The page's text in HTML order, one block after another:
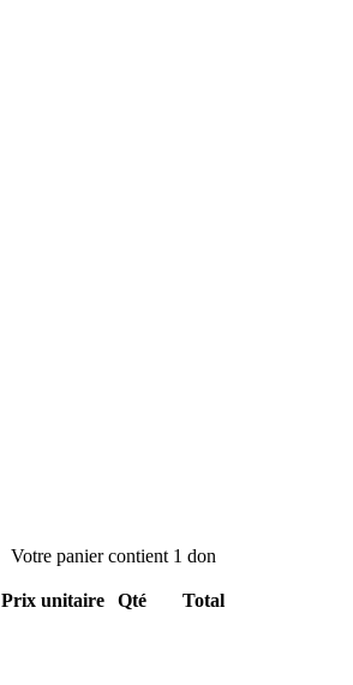
Votre panier contient 1 don
Prix unitaire Qté Total